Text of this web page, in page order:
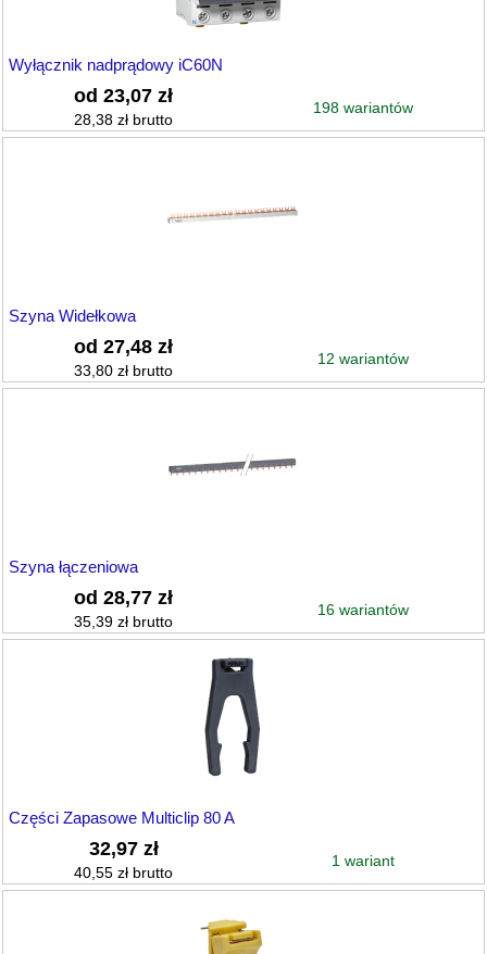
Wyłącznik nadprądowy iC60N
od 23,07 zł
28,38 zł brutto
198 wariantów
Szyna Widełkowa
od 27,48 zł
33,80 zł brutto
12 wariantów
Szyna łączeniowa
od 28,77 zł
35,39 zł brutto
16 wariantów
Części Zapasowe Multiclip 80 A
32,97 zł
40,55 zł brutto
1 wariant